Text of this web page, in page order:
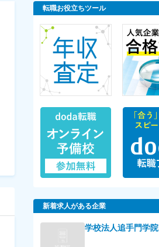
転職お役立ちツール
新着求人がある企業
学校法人追手門学院